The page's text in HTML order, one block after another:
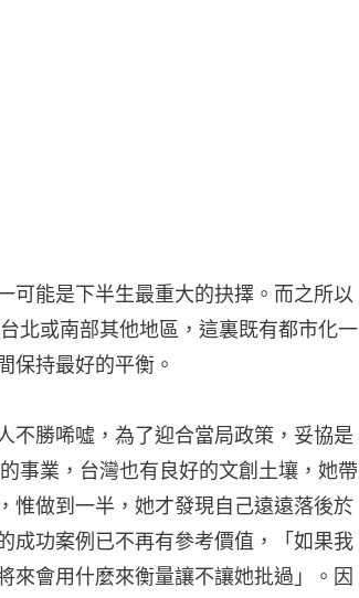
可能是下半生最重大的抉擇。而之所以
北或南部其他地區，這裏既有都市化一
保持最好的平衡。
不勝唏噓，為了迎合當局政策，妥協是
事業，台灣也有良好的文創土壤，她帶
惟做到一半，她才發現自己遠遠落後於
成功案例已不再有參考價值，「如果我
來會用什麼來衡量讓不讓她批過」。因